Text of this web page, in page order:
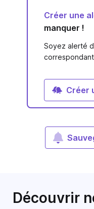
Créer une
manquer !
Soyez alerté
Créer
Découvrir